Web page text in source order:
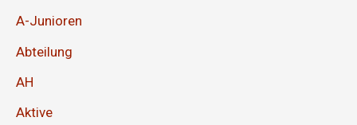
A-Junioren
Abteilung
AH
Aktive